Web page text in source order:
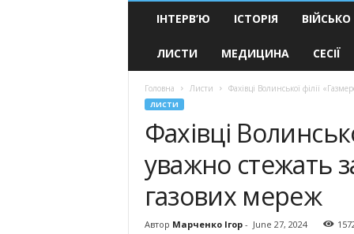
ІНТЕРВ’Ю ІСТОРІЯ ВІЙСЬКО
ЛИСТИ МЕДИЦИНА СЕСІЇ
Головна Листи Фахівці Волинської філії
ЛИСТИ
Фахівці
уважно стежать
газових мереж
Автор Марченко Ігор- June 27, 2024